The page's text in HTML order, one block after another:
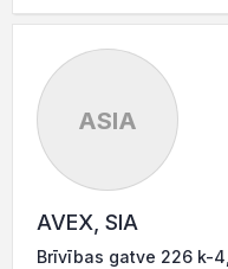
ASIA
AVEX, SIA
Brīvības gatve 226 k-